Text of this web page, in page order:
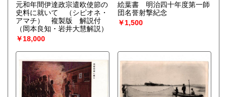
元和年間伊達政宗遣欧使節の
史料に就いて （シピオネ・
アマチ） 複製版 解説付
（岡本良知・岩井大慧解説）
￥18,000
絵葉書 明治四十年度第一師
団名誉射撃紀念
￥1,500